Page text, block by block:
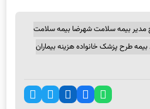
بیمه سلامت شهرضا بیمه سلامت
بیمه طرح پزشک خانواده هزینه بیماران